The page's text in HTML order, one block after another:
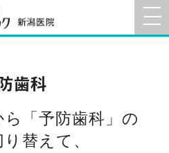
歯科
ら「予防歯科」の
替えて、